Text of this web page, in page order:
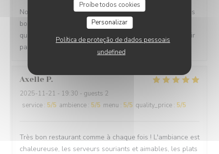
Proíbe todos cookies
Personalizar
Política de proteção de dados pessoais
undefined
Nous avons beaucoup apprécié le repas d hier soir. Très
bonne cuisine mais la seule chose à revoir c est le lieu
qui est vétuste et très mal isolé. Nous avons eu froid l air
passait sous les fenêtres .
Axelle P
2025-11-21 - 19:30 - guests 2
service : 5/5 ambience : 5/5 menu : 5/5 quality_price : 5/5
Très bon restaurant comme à chaque fois ! L'ambiance est
chaleureuse, les serveurs souriants et aimables, les plats